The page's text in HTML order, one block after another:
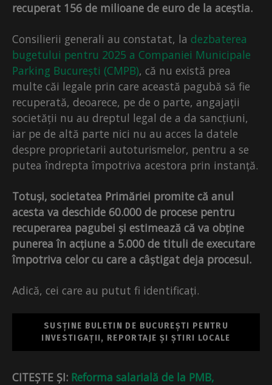
recuperat 156 de milioane de euro de la aceștia.
Consilierii generali au constatat, la dezbaterea
bugetului pentru 2025 a Companiei Municipale
Parking București (CMPB), că nu există prea
multe căi legale prin care această pagubă să fie
recuperată, deoarece, pe de o parte, angajații
societății nu au dreptul legal de a da sancțiuni,
iar pe de altă parte nici nu au acces la datele
despre proprietarii autoturismelor, pentru a se
putea îndrepta împotriva acestora prin instanță.
Totuși, societatea Primăriei promite că anul
acesta va deschide 60.000 de procese pentru
recuperarea pagubei și estimează că va obține
punerea în acțiune a 5.000 de tituli de executare
împotriva celor cu care a câștigat deja procesul.
Adică, cei care au putut fi identificați.
SUSȚINE BULETIN DE BUCUREȘTI PENTRU
INVESTIGAȚII, REPORTAJE ȘI ȘTIRI LOCALE
CITEȘTE ȘI: Reforma salarială de la PMB,